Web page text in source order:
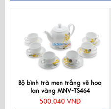
Bộ bình trà men trắng vẽ hoa
lan vàng MNV-TS464
500.040 VNĐ